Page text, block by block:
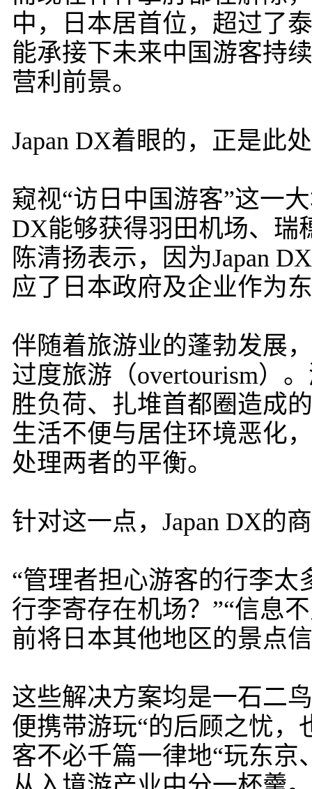
中，日本居首位，超过了
能承接下未来中国游客持
营利前景。
Japan DX着眼的，正是此
窥视“访日中国游客”这一
DX能够获得羽田机场、瑞
陈清扬表示，因为Japan
应了日本政府及企业作为
伴随着旅游业的蓬勃发展
过度旅游（overtourism）
胜负荷、扎堆首都圈造成
生活不便与居住环境恶化
处理两者的平衡。
针对这一点，Japan DX的
“管理者担心游客的行李
行李寄存在机场？”“信息
前将日本其他地区的景点
这些解决方案均是一石二
便携带游玩“的后顾之忧
客不必千篇一律地“玩东京